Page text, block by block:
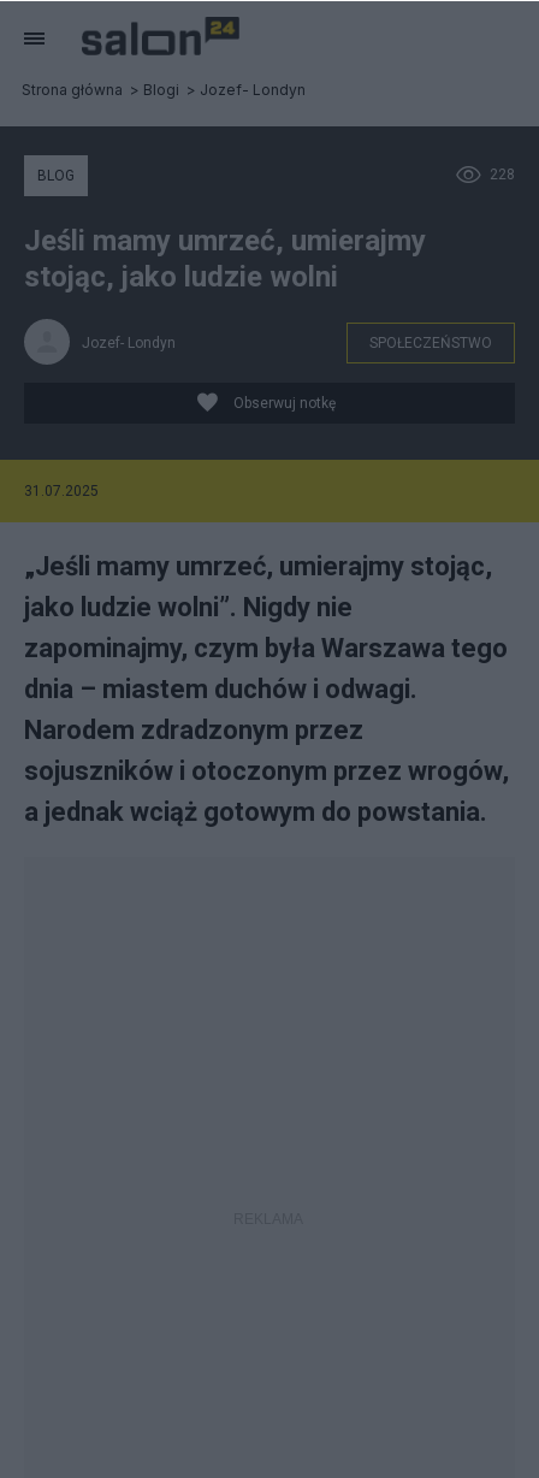
Strona główna Blogi Jozef- Londyn
228
BLOG
Jeśli mamy umrzeć, umierajmy
stojąc, jako ludzie wolni
Jozef- Londyn SPOŁECZEŃSTWO
Obserwuj notkę
31.07.2025
„Jeśli mamy umrzeć, umierajmy stojąc,
jako ludzie wolni”. Nigdy nie
zapominajmy, czym była Warszawa tego
dnia – miastem duchów i odwagi.
Narodem zdradzonym przez
sojuszników i otoczonym przez wrogów,
a jednak wciąż gotowym do powstania.